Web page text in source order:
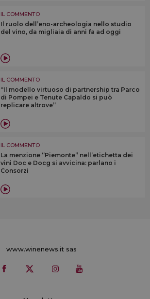
IL COMMENTO
Il ruolo dell’eno-archeologia nello studio
del vino, da migliaia di anni fa ad oggi
IL COMMENTO
“Il modello virtuoso di partnership tra Parco
di Pompei e Tenute Capaldo si può
replicare altrove”
IL COMMENTO
La menzione “Piemonte” nell’etichetta dei
vini Doc e Docg si avvicina: parlano i
Consorzi
www.winenews.it sas